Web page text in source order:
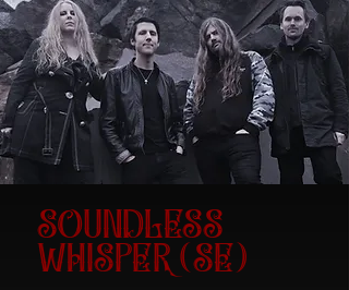
SOUNDLESS
WHISPER (SE)